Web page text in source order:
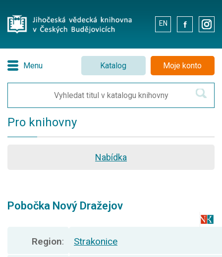
EN . .
Menu Katalog Moje konto
Pro knihovny
Nabídka
Pobočka Nový Dražejov
Region: Strakonice